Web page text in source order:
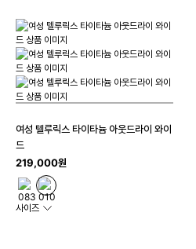
여성 텔루릭스 타이타늄 아웃드라이 와이
드
219,000원
사이즈